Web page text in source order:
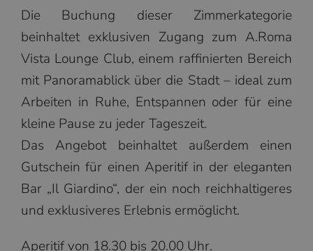
Die Buchung dieser Zimmerkategorie
beinhaltet exklusiven Zugang zum A.Roma
Vista Lounge Club, einem raffinierten Bereich
mit Panoramablick über die Stadt – ideal zum
Arbeiten in Ruhe, Entspannen oder für eine
kleine Pause zu jeder Tageszeit.
Das Angebot beinhaltet außerdem einen
Gutschein für einen Aperitif in der eleganten
Bar „Il Giardino“, der ein noch reichhaltigeres
und exklusiveres Erlebnis ermöglicht.
Aperitif von 18.30 bis 20.00 Uhr.